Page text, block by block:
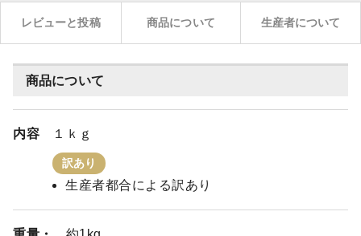
レビューと投稿 商品について 生産者について
商品について
内容 １ｋｇ
訳あり
生産者都合による訳あり